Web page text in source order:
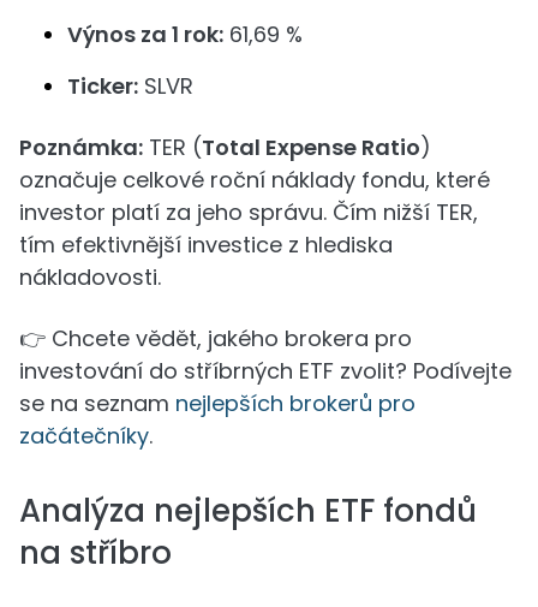
Výnos za 1 rok: 61,69 %
Ticker: SLVR
Poznámka: TER (Total Expense Ratio)
označuje celkové roční náklady fondu, které
investor platí za jeho správu. Čím nižší TER,
tím efektivnější investice z hlediska
nákladovosti.
👉 Chcete vědět, jakého brokera pro
investování do stříbrných ETF zvolit? Podívejte
se na seznam nejlepších brokerů pro
začátečníky.
Analýza nejlepších ETF fondů
na stříbro